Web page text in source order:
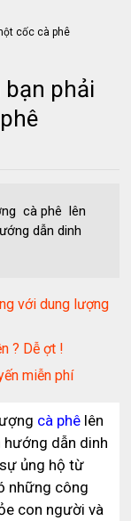
bạn phải
cà phê lên
dẫn dinh
với dung lượng
? Dễ ợt !
miễn phí
cà phê lên
dẫn dinh
ủng hộ từ
những công
con người và